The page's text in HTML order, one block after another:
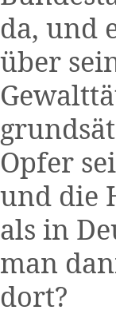
da, und
über
Opfer
und die
als in
man
dort?